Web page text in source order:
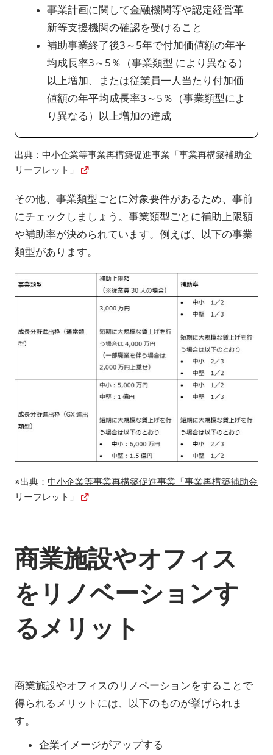
事業計画に関して金融機関等や認定経営革
新等支援機関の確認を受けること
補助事業終了後3～5年で付加価値額の年平
均成長率3～5％（事業類型 により異なる）
以上増加、または従業員一人当たり付加価
値額の年平均成長率3～5％（事業類型によ
り異なる）以上増加の達成
出典： 中小企業等事業再構築促進事業「事業再構築補助金
リーフレット」
その他、事業類型ごとに対象要件があるため、事前
にチェックしましょう。事業類型ごとに補助上限額
や補助率が決められています。例えば、以下の事業
類型があります。
※出典： 中小企業等事業再構築促進事業「事業再構築補助金
リーフレット」
商業施設やオフィス
をリノベーションす
るメリット
商業施設やオフィスのリノベーションをすることで
得られるメリットには、以下のものが挙げられま
す。
企業イメージがアップする